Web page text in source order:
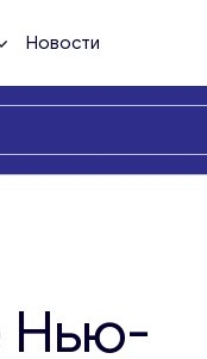
Новости
Нью-